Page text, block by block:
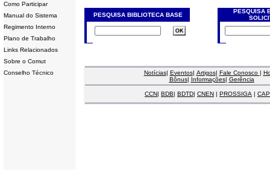
Como Participar
Manual do Sistema
Regimento Interno
Plano de Trabalho
Links Relacionados
Sobre o Comut
Conselho Técnico
PESQUISA BIBLIOTECA BASE
PESQUISA
Notícias| Eventos| Artigos| Fale Conosco |
Bônus| Informações| Gerência
CCN| BDB| BDTD| CNEN | PROSSIGA |